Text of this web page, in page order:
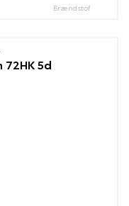
Brændstof
72HK 5d